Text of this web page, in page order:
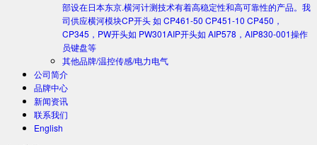
部设在日本东京.横河计测技术有着高稳定性和高可靠性的产品。我
司供应横河模块CP开头 如 CP461-50 CP451-10 CP450，
CP345，PW开头如 PW301AIP开头如 AIP578，AIP830-001操作
员键盘等
其他品牌/温控传感/电力电气
公司简介
品牌中心
新闻资讯
联系我们
English